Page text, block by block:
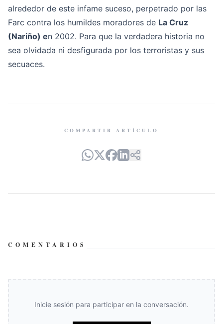
alrededor de este infame suceso, perpetrado por las
Farc contra los humildes moradores de La Cruz
(Nariño) en 2002. Para que la verdadera historia no
sea olvidada ni desfigurada por los terroristas y sus
secuaces.
COMPARTIR ARTÍCULO
COMENTARIOS
Inicie sesión para participar en la conversación.